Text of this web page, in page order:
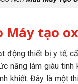
Máy tạo
động thiết bị y tế,
năng làm giàu
khiết. Đây là một